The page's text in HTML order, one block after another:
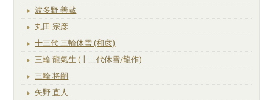
波多野 善蔵
丸田 宗彦
十三代 三輪休雪 (和彦)
三輪 龍氣生 (十二代休雪/龍作)
三輪 将嗣
矢野 直人